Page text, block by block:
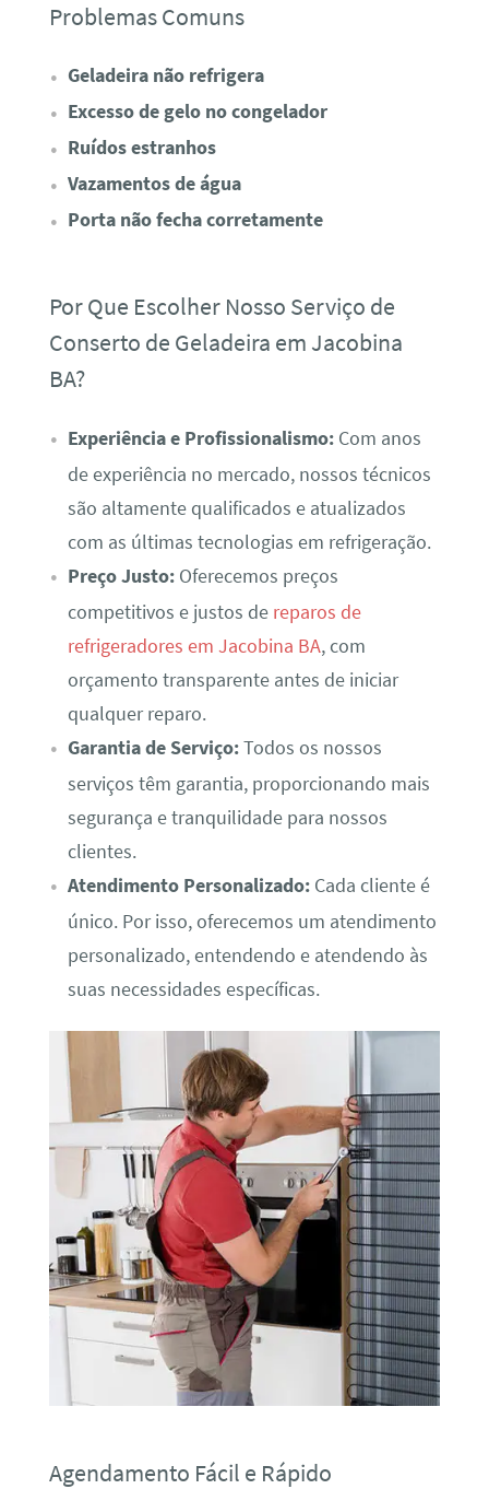
Problemas Comuns
Geladeira não refrigera
Excesso de gelo no congelador
Ruídos estranhos
Vazamentos de água
Porta não fecha corretamente
Por Que Escolher Nosso Serviço de
Conserto de Geladeira em Jacobina
BA?
Experiência e Profissionalismo:Com anos
de experiência no mercado, nossos técnicos
são altamente qualificados e atualizados
com as últimas tecnologias em refrigeração.
Preço Justo:Oferecemos preços
competitivos e justos de reparos de
refrigeradores em Jacobina BA, com
orçamento transparente antes de iniciar
qualquer reparo.
Garantia de Serviço:Todos os nossos
serviços têm garantia, proporcionando mais
segurança e tranquilidade para nossos
clientes.
Atendimento Personalizado:Cada cliente é
único. Por isso, oferecemos um atendimento
personalizado, entendendo e atendendo às
suas necessidades específicas.
Agendamento Fácil e Rápido